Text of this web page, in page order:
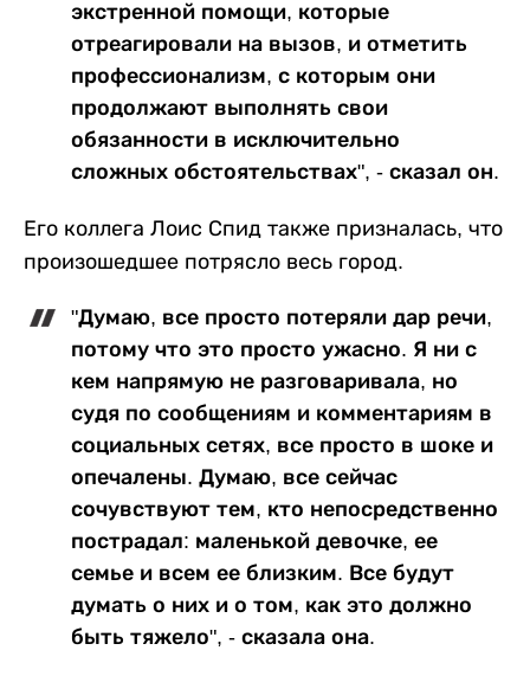
экстренной помощи, которые
отреагировали на вызов, и отметить
профессионализм, с которым они
продолжают выполнять свои
обязанности в исключительно
сложных обстоятельствах", - сказал он.
Его коллега Лоис Спид также призналась, что
произошедшее потрясло весь город.
"Думаю, все просто потеряли дар речи,
потому что это просто ужасно. Я ни с
кем напрямую не разговаривала, но
судя по сообщениям и комментариям в
социальных сетях, все просто в шоке и
опечалены. Думаю, все сейчас
сочувствуют тем, кто непосредственно
пострадал: маленькой девочке, ее
семье и всем ее близким. Все будут
думать о них и о том, как это должно
быть тяжело", - сказала она.